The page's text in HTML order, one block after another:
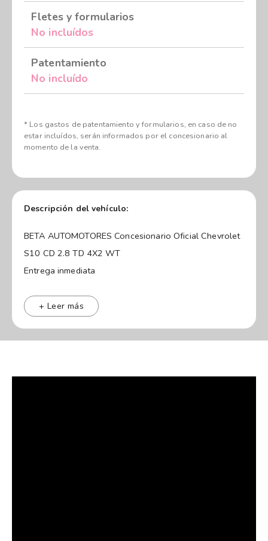
Fletes y formularios
No incluídos
Patentamiento
No incluído
* Los gastos de patentamiento y formularios, en caso de no
estar incluídos, serán informados por el concesionario al
momento de la venta.
Descripción del vehículo:
BETA AUTOMOTORES Concesionario Oficial Chevrolet
S10 CD 2.8 TD 4X2 WT
Entrega inmediata
Disponibilidad de colores
Venta corporativa para empresas y particulares desde
CREDITOS CHEVROLET GPAT Financiamos tu
+ Leer más